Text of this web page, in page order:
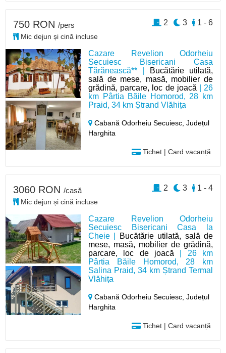
Cazare Revelion Odorheiu
Secuiesc Bisericani Casa
Tărănească** |
Bucătărie utilată,
sală de mese, masă, mobilier de
grădină, parcare, loc de joacă | 26
km Pârtia Băile Homorod, 28 km
Praid, 34 km Ștrand Vlăhița
Cabană Odorheiu Secuiesc,Județul
Harghita
Tichet | Card vacanță
750 RON /pers
Mic dejun și cină incluse
1 - 6
3
2
Cazare Revelion Odorheiu
Secuiesc Bisericani Casa la
Cheie |
Bucătărie utilată, sală de
mese, masă, mobilier de grădină,
parcare, loc de joacă | 26 km
Pârtia Băile Homorod, 28 km
Salina Praid, 34 km Ștrand Termal
Vlăhița
Cabană Odorheiu Secuiesc,Județul
Harghita
Tichet | Card vacanță
3060 RON /casă
Mic dejun și cină incluse
1 - 4
3
2